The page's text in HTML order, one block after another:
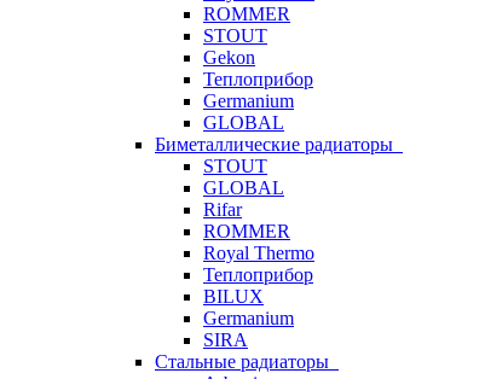
ROMMER
STOUT
Gekon
Теплоприбор
Germanium
GLOBAL
Биметаллические радиаторы
STOUT
GLOBAL
Rifar
ROMMER
Royal Thermo
Теплоприбор
BILUX
Germanium
SIRA
Стальные радиаторы